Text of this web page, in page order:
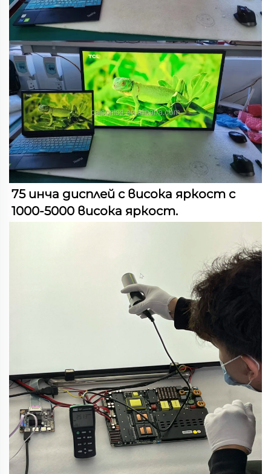
75 инча дисплей с висока яркост с
1000-5000 висока яркост.